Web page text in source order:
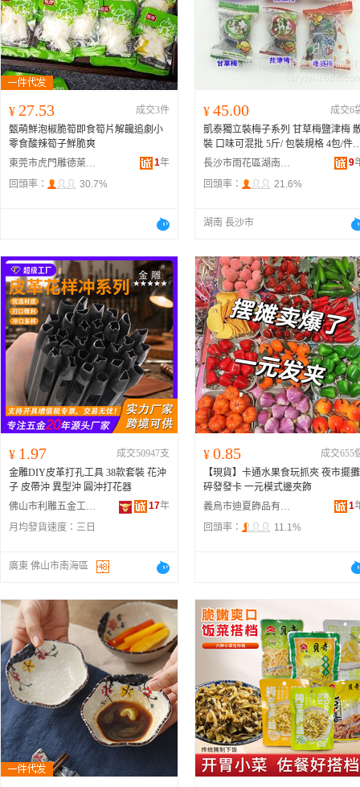
¥ 27.53
成交3件
甄萌鮮泡椒脆筍即食筍片解饞追劇小
零食酸辣筍子鮮脆爽
東莞市虎門雕德萊食品商行
1年
回頭率：
30.7%
¥ 45.00
成交6
凱泰獨立裝梅子系列 甘草梅鹽津梅
裝 口味可混批 5斤/ 包裝規格 4包/件
草梅、辣椒梅、紫蘇香梅、鹽津李、
長沙市雨花區湖南高橋大市場中堅食品商行 9
回頭率：
21.6%
湖南 長沙市
¥ 1.97
成交50947支
金雕DIY皮革打孔工具 38款套裝 花沖
子 皮帶沖 異型沖 圓沖打花器
佛山市利雕五金工具有限公司
17年
月均發貨速度： 三日
廣東 佛山市南海區
¥ 0.85
成交655
【現貨】卡通水果食玩抓夾 夜市擺攤
碎發發卡 一元模式邊夾飾
義烏市迪夏飾品有限公司
1
回頭率：
11.1%